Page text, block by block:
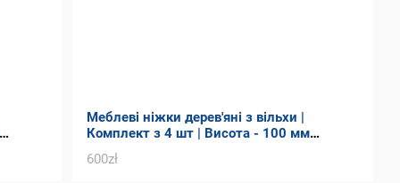
Меблеві ніжки дерев'яні з вільхи |
Комплект з 4 шт | Висота - 100 мм
Товщина - 90 мм
600zł